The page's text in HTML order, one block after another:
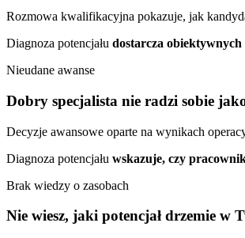
Rozmowa kwalifikacyjna pokazuje, jak
Diagnoza potencjału dostarcza obiektywnych
Nieudane awanse
Dobry specjalista nie radzi sobie
Decyzje awansowe oparte na wynikach
Diagnoza potencjału wskazuje, czy
Brak wiedzy o zasobach
Nie wiesz, jaki potencjał drzemie w